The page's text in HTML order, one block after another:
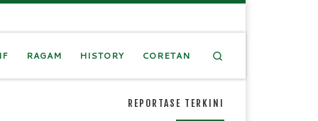
RAGAM HISTORY CORETAN
REPORTASE TERKINI